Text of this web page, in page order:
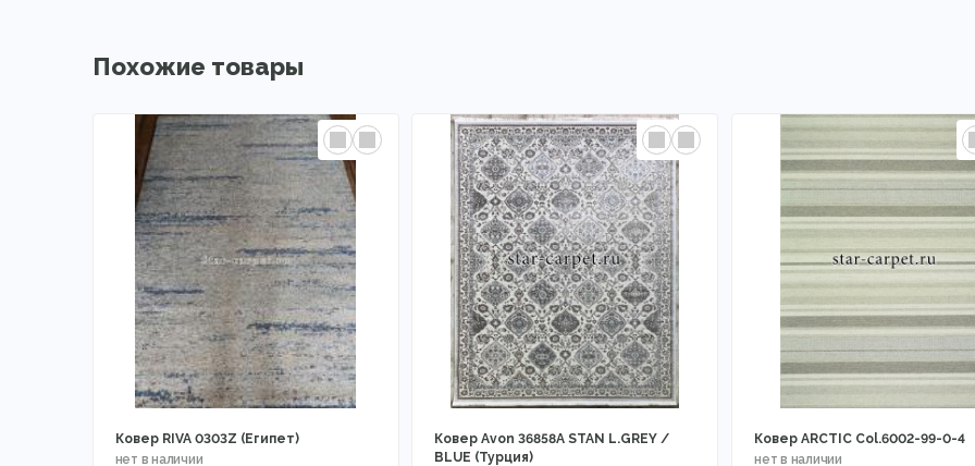
Похожие товары
Ковер RIVA 0303Z (Египет)
Ковер Avon 36858A STAN L.GREY /
BLUE (Турция)
Ковер ARСTIC Col.6002-99-0-4